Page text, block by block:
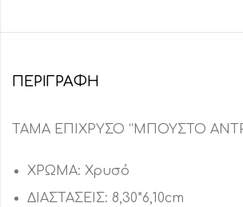
ΠΕΡΙΓΡΑΦΉ
ΤΑΜΑ ΕΠΙΧΡΥΣΟ “ΜΠΟΥΣΤΟ
ΧΡΩΜΑ: Χρυσό
ΔΙΑΣΤΑΣΕΙΣ: 8,30*6,10cm